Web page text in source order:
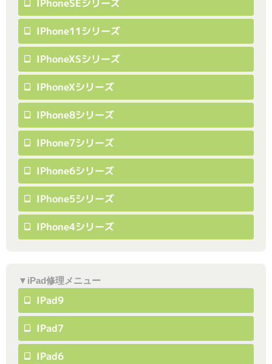
IPhoneSEシリーズ
IPhone11シリーズ
IPhoneXSシリーズ
IPhoneXシリーズ
IPhone8シリーズ
IPhone7シリーズ
IPhone6シリーズ
IPhone5シリーズ
IPhone4シリーズ
▼iPad修理メニュー
IPad9
IPad7
IPad6